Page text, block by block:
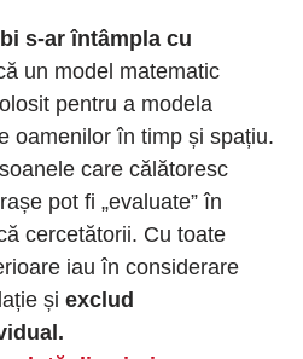
s-ar întâmpla cu
un model matematic
pentru a modela
oamenilor în timp și spațiu.
care călătoresc
pot fi „evaluate” în
cercetătorii. Cu toate
iau în considerare
și exclud